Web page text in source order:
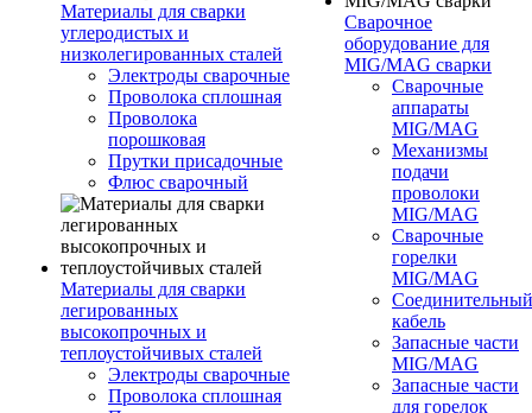
Материалы для сварки
углеродистых и
низколегированных сталей
Электроды сварочные
Проволока сплошная
Проволока
порошковая
Прутки присадочные
Флюс сварочный
Материалы для сварки
легированных
высокопрочных и
теплоустойчивых сталей
Электроды сварочные
Проволока сплошная
Сварочное
оборудование для
MIG/MAG сварки
Сварочные
аппараты
MIG/MAG
Механизмы
подачи
проволоки
MIG/MAG
Сварочные
горелки
MIG/MAG
Соединительный
кабель
Запасные части
MIG/MAG
Запасные части
для горелок